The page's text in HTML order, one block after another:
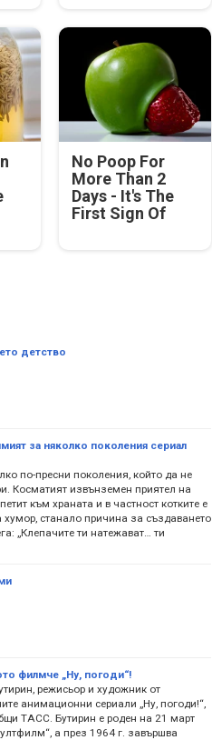
No Poop For
More Than 2
Days - It's The
First Sign Of
детство
за няколко поколения сериал
по-пресни поколения, който да не
Косматият извънземен приятел на
към храната и в частност котките е
хумор, станало причина за създаването
„Клепачите ти натежават… ти
филмче „Ну, погоди“!
режисьор и художник от
анимационни сериали „Ну, погоди!“,
ТАСС. Бутирин е роден на 21 март
а през 1964 г. завършва